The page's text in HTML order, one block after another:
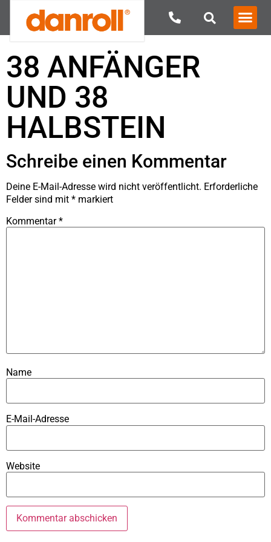
38 ANFÄNGER
UND 38
HALBSTEIN
Schreibe einen Kommentar
Deine E-Mail-Adresse wird nicht veröffentlicht. Erforderliche
Felder sind mit * markiert
Kommentar*
Name
E-Mail-Adresse
Website